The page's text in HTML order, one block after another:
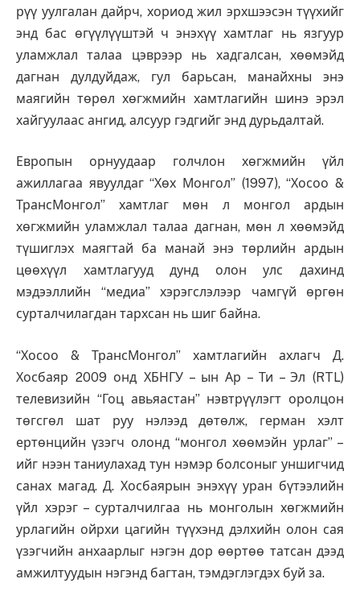
рүү уулгалан дайрч, хориод жил эрхшээсэн түүхийг
энд бас өгүүлүүштэй ч энэхүү хамтлаг нь язгуур
уламжлал талаа цэврээр нь хадгалсан, хөөмэйд
дагнан дулдуйдаж, гул барьсан, манайхны энэ
маягийн төрөл хөгжмийн хамтлагийн шинэ эрэл
хайгуулаас ангид, алсуур гэдгийг энд дурьдалтай.
Европын орнуудаар голчлон хөгжмийн үйл
ажиллагаа явуулдаг “Хөх Монгол” (1997), “Хосоо &
ТрансМонгол” хамтлаг мөн л монгол ардын
хөгжмийн уламжлал талаа дагнан, мөн л хөөмэйд
түшиглэх маягтай ба манай энэ төрлийн ардын
цөөхүүл хамтлагууд дунд олон улс дахинд
мэдээллийн “медиа” хэрэгслэлээр чамгүй өргөн
сурталчилагдан тархсан нь шиг байна.
“Хосоо & ТрансМонгол” хамтлагийн ахлагч Д.
Хосбаяр 2009 онд ХБНГУ – ын Ар – Ти – Эл (RTL)
телевизийн “Гоц авьяастан” нэвтрүүлэгт оролцон
төгсгөл шат руу нэлээд дөтөлж, герман хэлт
ертөнцийн үзэгч олонд “монгол хөөмэйн урлаг” –
ийг нээн таниулахад тун нэмэр болсоныг уншигчид
санах магад. Д. Хосбаярын энэхүү уран бүтээлийн
үйл хэрэг – сурталчилгаа нь монголын хөгжмийн
урлагийн ойрхи цагийн түүхэнд дэлхийн олон сая
үзэгчийн анхаарлыг нэгэн дор өөртөө татсан дээд
амжилтуудын нэгэнд багтан, тэмдэглэгдэх буй за.